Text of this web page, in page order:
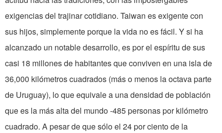
exigencias del trajinar cotidiano. Taiwan es exigente con
sus hijos, simplemente porque la vida no es fácil. Y si ha
alcanzado un notable desarrollo, es por el espíritu de sus
casi 18 millones de habitantes que conviven en una isla de
36,000 kilómetros cuadrados (más o menos la octava parte
de Uruguay), lo que equivale a una densidad de población
que es la más alta del mundo -485 personas por kilómetro
cuadrado. A pesar de que sólo el 24 por ciento de la